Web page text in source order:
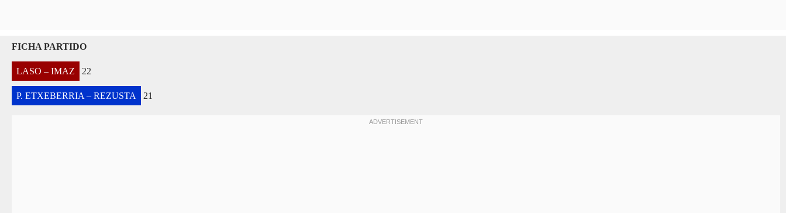
FICHA PARTIDO
LASO – IMAZ 22
P. ETXEBERRIA – REZUSTA 21